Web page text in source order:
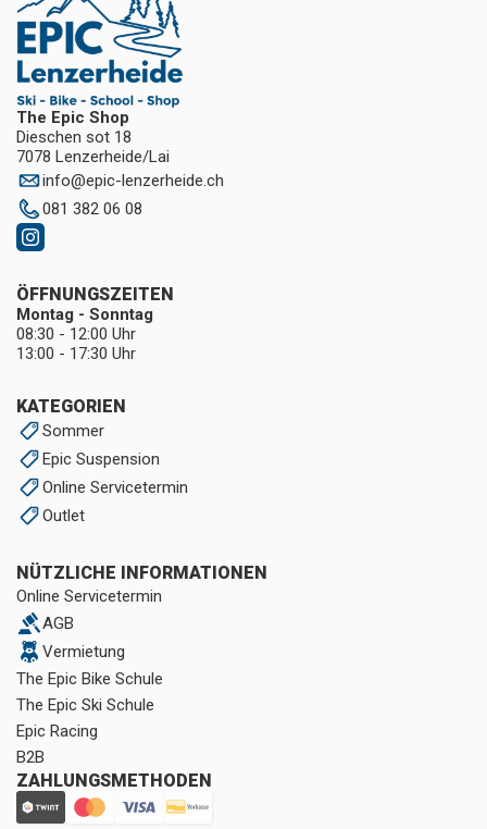
The Epic Shop
Dieschen sot 18
7078 Lenzerheide/Lai
info@epic-lenzerheide.ch
081 382 06 08
KATEGORIEN
Sommer
Epic Suspension
Online Servicetermin
Outlet
NÜTZLICHE INFORMATIONEN
Online Servicetermin
AGB
Vermietung
The Epic Bike Schule
The Epic Ski Schule
Epic Racing
B2B
ZAHLUNGSMETHODEN
ÖFFNUNGSZEITEN
Montag - Sonntag
08:30 - 12:00 Uhr
13:00 - 17:30 Uhr